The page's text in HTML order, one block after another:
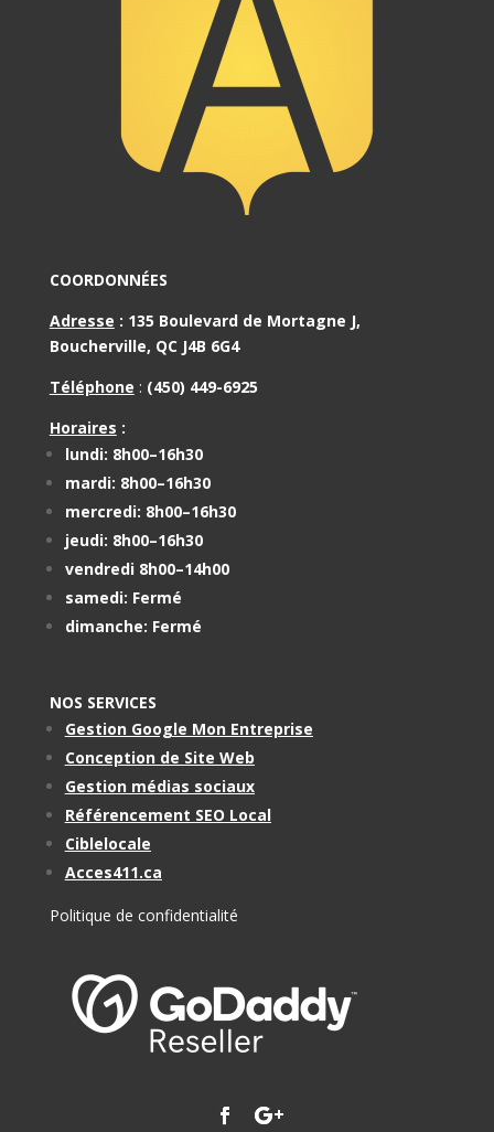
COORDONNÉES
Adresse : 135 Boulevard de Mortagne J,
Boucherville, QC J4B 6G4
Téléphone : (450) 449-6925
Horaires :
lundi: 8h00–16h30
mardi: 8h00–16h30
mercredi: 8h00–16h30
jeudi: 8h00–16h30
vendredi 8h00–14h00
samedi: Fermé
dimanche: Fermé
NOS SERVICES
Gestion Google Mon Entreprise
Conception de Site Web
Gestion médias sociaux
Référencement SEO Local
Ciblelocale
Acces411.ca
Politique de confidentialité